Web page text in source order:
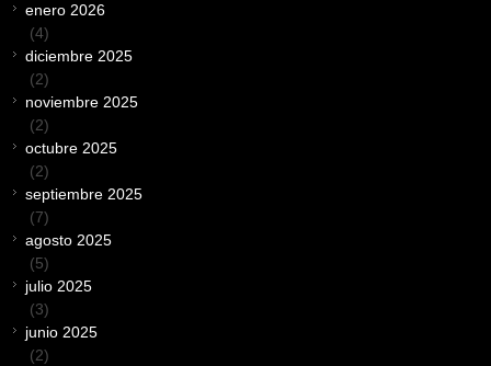
enero 2026
(4)
diciembre 2025
(2)
noviembre 2025
(2)
octubre 2025
(2)
septiembre 2025
(7)
agosto 2025
(5)
julio 2025
(3)
junio 2025
(2)